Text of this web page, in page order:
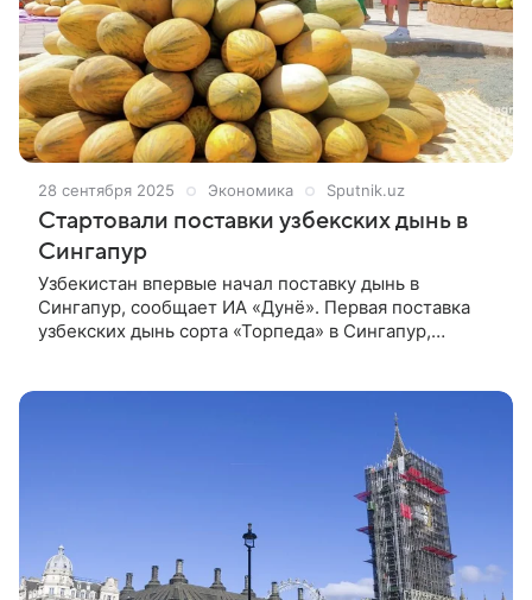
28 сентября 2025 Экономика Sputnik.uz
Стартовали поставки узбекских дынь в
Сингапур
Узбекистан впервые начал поставку дынь в
Сингапур, сообщает ИА «Дунё». Первая поставка
узбекских дынь сорта «Торпеда» в Сингапур,